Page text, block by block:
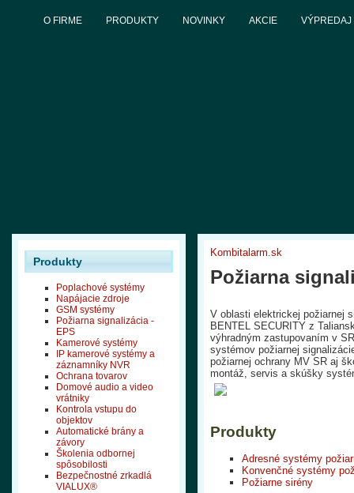
O FIRME PRODUKTY NOVINKY AKCIE VÝPREDAJ
Produkty
Poplachové systémy
Napájacie zdroje
GSM systémy
Požiarna signalizácia -
EPS
Kamerové systémy
IP kamerové systémy a
záznamníky NVR
Ochrana tovarov
Domové audio a video
vrátniky
Kontrola vstupu do
objektov
Automatické brány a
závory
Školenia odbornej
spôsobilosti
Bezpečnostné zrkadlá
VIALUX®
Kombitalarm.sk
Požiarna
V oblasti elektrickej požiarnej
BENTEL SECURITY z
výhradným zastupovaním v
systémov požiarnej
požiarnej ochrany MV SR aj
montáž, servis a skúšky
Produkty
Adresné systémy
Konvenčné systémy
Požiarne sirény